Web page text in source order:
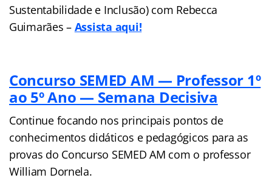
Sustentabilidade e Inclusão) com Rebecca
Guimarães – Assista aqui!
Concurso SEMED AM — Professor 1º
ao 5º Ano — Semana Decisiva
Continue focando nos principais pontos de
conhecimentos didáticos e pedagógicos para as
provas do Concurso SEMED AM com o professor
William Dornela.